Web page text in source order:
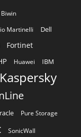
Biwin
Martinelli Dell
Fortinet
Huawei IBM
Kaspersky
Pure Storage
SonicWall